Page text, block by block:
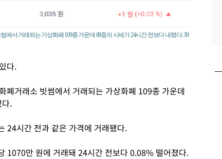
에서 거래되는 가상화폐 109종 가운데 68종의 시세가 24시간 전보다 내렸다. 39
다.
폐거래소 빗썸에서 거래되는 가상화폐 109종 가운데
.
24시간 전과 같은 가격에 거래됐다.
1070만 원에 거래돼 24시간 전보다 0.08% 떨어졌다.